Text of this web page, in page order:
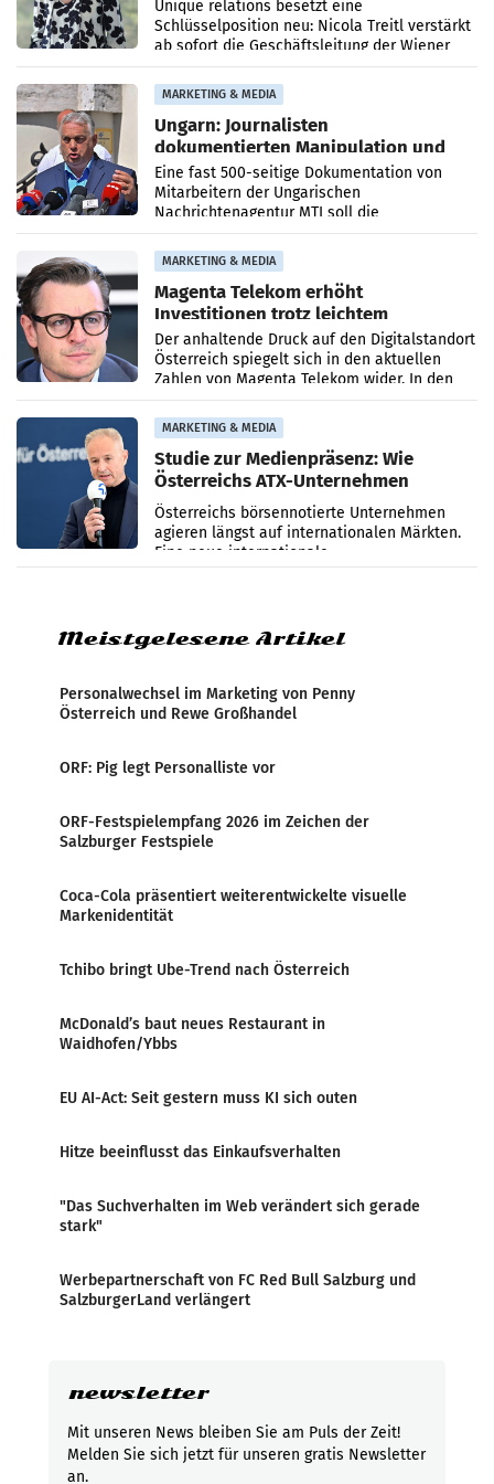
Unique relations besetzt eine
Schlüsselposition neu: Nicola Treitl verstärkt
ab sofort die Geschäftsleitung der Wiener
PR-Agentur an der Seite von Josef Kalina und
Anna Kalina-Mahr.
MARKETING & MEDIA
Ungarn: Journalisten
dokumentierten Manipulation und
Zensur
Eine fast 500-seitige Dokumentation von
Mitarbeitern der Ungarischen
Nachrichtenagentur MTI soll die
systematische Nachrichten-Manipulation und
Zensur bei der Agentur während der Zeit
MARKETING & MEDIA
Magenta Telekom erhöht
Investitionen trotz leichtem
Umsatzrückgang
Der anhaltende Druck auf den Digitalstandort
Österreich spiegelt sich in den aktuellen
Zahlen von Magenta Telekom wider. In den
ersten sechs Monaten des laufenden Jahres
verzeichnete
MARKETING & MEDIA
Studie zur Medienpräsenz: Wie
Österreichs ATX-Unternehmen
international wahrgenommen
werden
Österreichs börsennotierte Unternehmen
agieren längst auf internationalen Märkten.
Eine neue internationale
Medienresonanzanalyse untersucht die
Meistgelesene Artikel
Personalwechsel im Marketing von Penny
Österreich und Rewe Großhandel
ORF: Pig legt Personalliste vor
ORF-Festspielempfang 2026 im Zeichen der
Salzburger Festspiele
Coca-Cola präsentiert weiterentwickelte visuelle
Markenidentität
Tchibo bringt Ube-Trend nach Österreich
McDonald’s baut neues Restaurant in
Waidhofen/Ybbs
EU AI-Act: Seit gestern muss KI sich outen
Hitze beeinflusst das Einkaufsverhalten
"Das Suchverhalten im Web verändert sich gerade
stark"
Werbepartnerschaft von FC Red Bull Salzburg und
SalzburgerLand verlängert
newsletter
Mit unseren News bleiben Sie am Puls der Zeit!
Melden Sie sich jetzt für unseren gratis Newsletter
an.